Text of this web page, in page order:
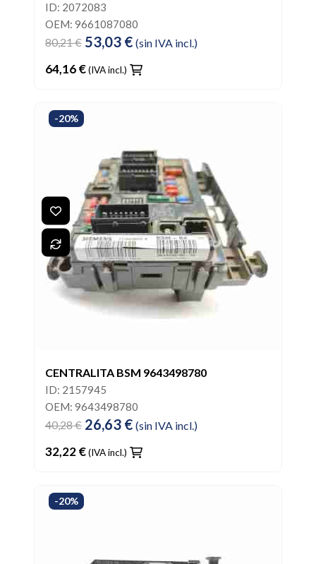
ID: 2072083
OEM: 9661087080
80,21 € 53,03 € (sin IVA incl.)
64,16 €(IVA incl.)
-20%
CENTRALITA BSM 9643498780
ID: 2157945
OEM: 9643498780
40,28 € 26,63 € (sin IVA incl.)
32,22 €(IVA incl.)
-20%